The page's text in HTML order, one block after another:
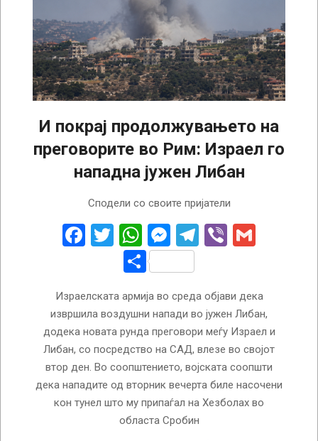
И покрај продолжувањето на
преговорите во Рим: Израел го
нападна јужен Либан
Сподели со своите пријатели
Facebook
Twitter
WhatsApp
Messenger
Telegram
Viber
Share
Израелската армија во среда објави дека
извршила воздушни напади во јужен Либан,
додека новата рунда преговори меѓу Израел и
Либан, со посредство на САД, влезе во својот
втор ден. Во соопштението, војската соопшти
дека нападите од вторник вечерта биле насочени
кон тунел што му припаѓал на Хезболах во
областа Сробин